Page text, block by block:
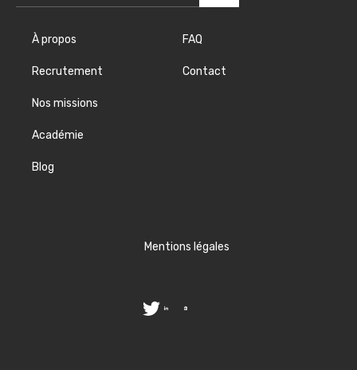
À propos
Recrutement
Nos missions
Académie
Blog
FAQ
Contact
Mentions légales